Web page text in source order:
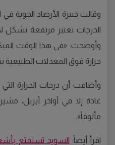
الدرجات تعتبر مرتفعة بشكل
وأوضحت: «في هذا الوقت
حرارة فوق المعدلات الطبيعية
عادة إلا في أواخر أبريل،
مألوفاً».
اقرأ أيضاً: السويد تستمتع